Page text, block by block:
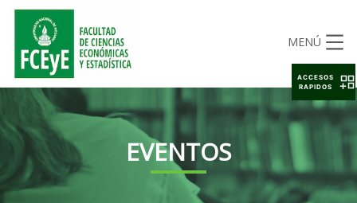
MENÚ
EVENTOS
ACCESOS
RAPIDOS